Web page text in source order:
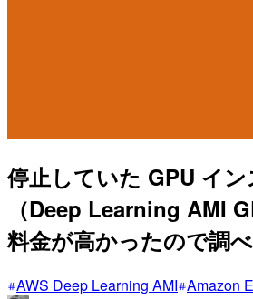
停止していた GPU イ
（Deep Learning AMI
料金が高かったので調
AWS Deep Learning AMI Amazon